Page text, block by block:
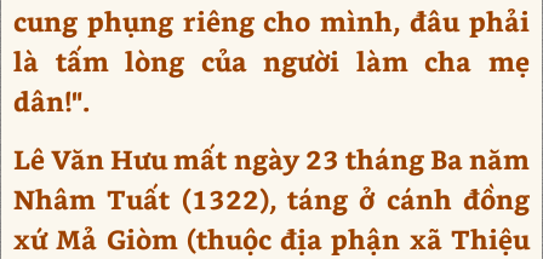
cung phụng riêng cho mình, đâu phải
là tấm lòng của người làm cha mẹ
dân!".
Lê Văn Hưu mất ngày 23 tháng Ba năm
Nhâm Tuất (1322), táng ở cánh đồng
xứ Mả Giòm (thuộc địa phận xã Thiệu